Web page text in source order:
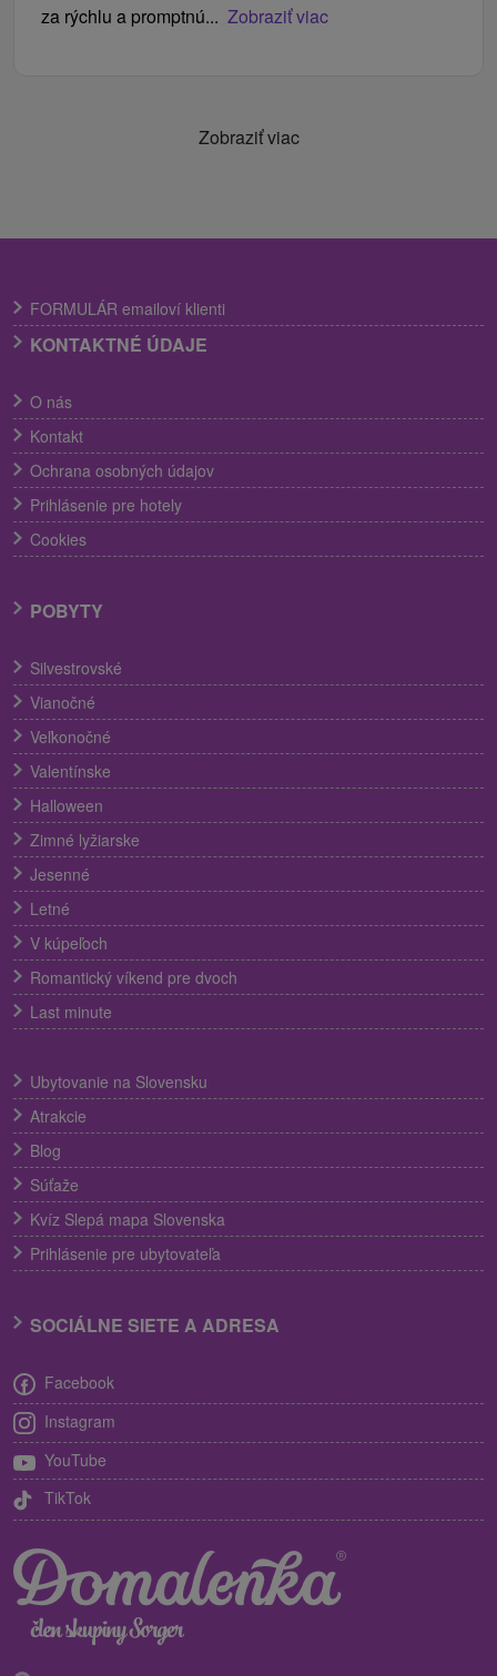
za rýchlu a promptnú... Zobraziť viac
Zobraziť viac
FORMULÁR emailoví klienti
KONTAKTNÉ ÚDAJE
O nás
Kontakt
Ochrana osobných údajov
Prihlásenie pre hotely
Cookies
POBYTY
Silvestrovské
Vianočné
Veľkonočné
Valentínske
Halloween
Zimné lyžiarske
Jesenné
Letné
V kúpeľoch
Romantický víkend pre dvoch
Last minute
Ubytovanie na Slovensku
Atrakcie
Blog
Súťaže
Kvíz Slepá mapa Slovenska
Prihlásenie pre ubytovateľa
SOCIÁLNE SIETE A ADRESA
Facebook
Instagram
YouTube
TikTok